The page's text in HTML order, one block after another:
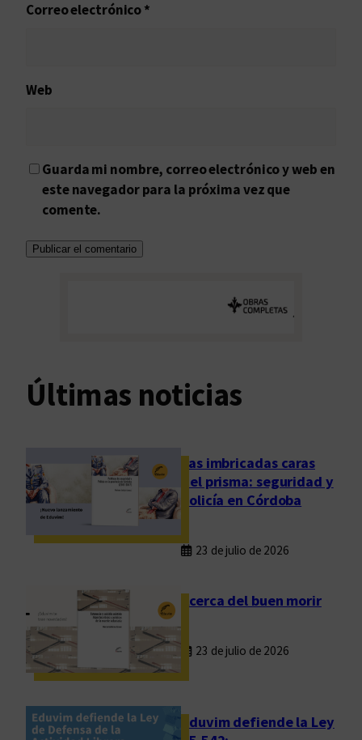
Correo electrónico*
Web
Guarda mi nombre, correo electrónico y web en
este navegador para la próxima vez que
comente.
Últimas noticias
Las imbricadas caras
del prisma: seguridad y
policía en Córdoba
23 de julio de 2026
Acerca del buen morir
23 de julio de 2026
Eduvim defiende la Ley